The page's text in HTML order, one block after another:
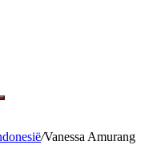
/Vanessa Amurang